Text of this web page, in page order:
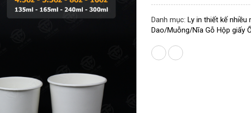
Danh mục: Ly in thiết kế nhiều
Dao/Muỗng/Nĩa Gỗ Hộp giấy